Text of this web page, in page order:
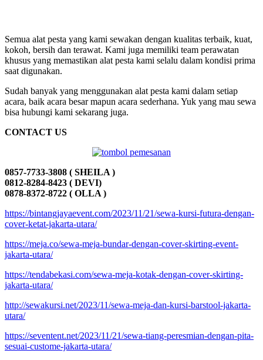
Semua alat pesta yang kami sewakan dengan kualitas terbaik, kuat,
kokoh, bersih dan terawat. Kami juga memiliki team perawatan
khusus yang memastikan alat pesta kami selalu dalam kondisi prima
saat digunakan.
Sudah banyak yang menggunakan alat pesta kami dalam setiap
acara, baik acara besar mapun acara sederhana. Yuk yang mau sewa
bisa hubungi kami sekarang juga.
CONTACT US
0857-7733-3808 ( SHEILA )
0812-8284-8423 ( DEVI)
0878-8372-8722 ( OLLA )
https://bintangjayaevent.com/2023/11/21/sewa-kursi-futura-dengan-
cover-ketat-jakarta-utara/
https://meja.co/sewa-meja-bundar-dengan-cover-skirting-event-
jakarta-utara/
https://tendabekasi.com/sewa-meja-kotak-dengan-cover-skirting-
jakarta-utara/
http://sewakursi.net/2023/11/sewa-meja-dan-kursi-barstool-jakarta-
utara/
https://seventent.net/2023/11/21/sewa-tiang-peresmian-dengan-pita-
sesuai-custome-jakarta-utara/